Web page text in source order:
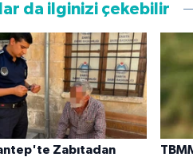
da ilginizi çekebilir
Zabıtadan